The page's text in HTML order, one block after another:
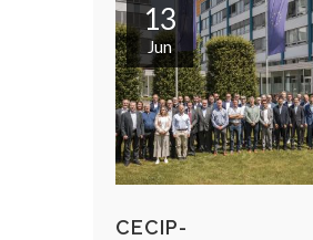
13
Jun
CECIP-